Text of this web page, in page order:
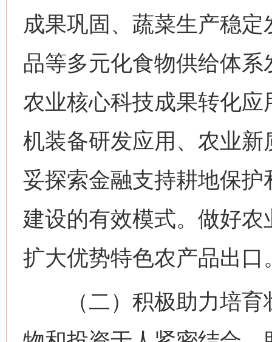
成果巩固、蔬菜生产稳
品等多元化食物供给体
农业核心科技成果转化
机装备研发应用、农业
妥探索金融支持耕地保
建设的有效模式。做好农
扩大优势特色农产品出口
（二）积极助力培育